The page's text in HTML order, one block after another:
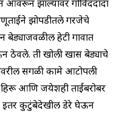
आवरून झाल्यावर गोविंददादा
झोपडीतले गरजेचे
बेड्याजवळील हेटी गावात
ठेवले. ती खोली खास बेड्याचे
सगळी कामे आटोपली
आणि जयेशही ताईंबरोबर
इतर कुटुंबेदेखील डेरे घेऊन